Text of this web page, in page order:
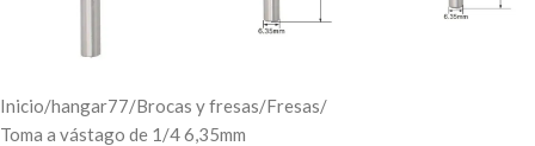
Inicio/hangar77/Brocas y fresas/Fresas/
Toma a vástago de 1/4 6,35mm